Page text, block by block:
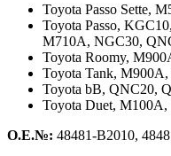
Toyota Passo Sette,
Toyota Passo,
M710A, NGC30,
Toyota Roomy,
Toyota Tank, M900A,
Toyota bB, QNC20,
Toyota Duet, M100A,
О.Е.№: 48481-B2010,